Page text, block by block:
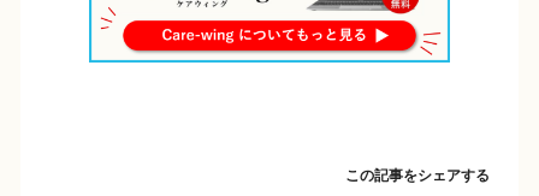
この記事をシェアする